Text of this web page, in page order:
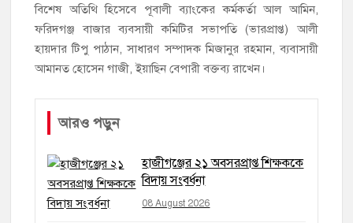
বিশেষ অতিথি হিসেবে পূবালী ব্যাংকের কর্মকর্তা আল আমিন,
ফরিদগঞ্জ বাজার ব্যবসায়ী কমিটির সভাপতি (ভারপ্রাপ্ত) আলী
হায়দার টিপু পাঠান, সাধারণ সম্পাদক মিজানুর রহমান, ব্যবাসায়ী
আমানত হোসেন গাজী, ইয়াছিন বেপারী বক্তব্য রাখেন।
আরও পড়ুন
হাজীগঞ্জের ২১ অবসরপ্রাপ্ত শিক্ষককে
বিদায় সংবর্ধনা
08 August 2026